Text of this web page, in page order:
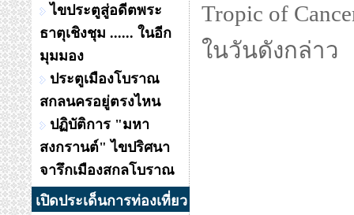
ไขประตูสู่อดีตพระ
ธาตุเชิงชุม ...... ในอีก
มุมมอง
ประตูเมืองโบราณ
สกลนครอยู่ตรงไหน
ปฏิบัติการ "มหา
สงกรานต์" ไขปริศนา
จารึกเมืองสกลโบราณ
เปิดประเด็นการท่องเที่ยว
Tropic of
ในวันดังกล่าว